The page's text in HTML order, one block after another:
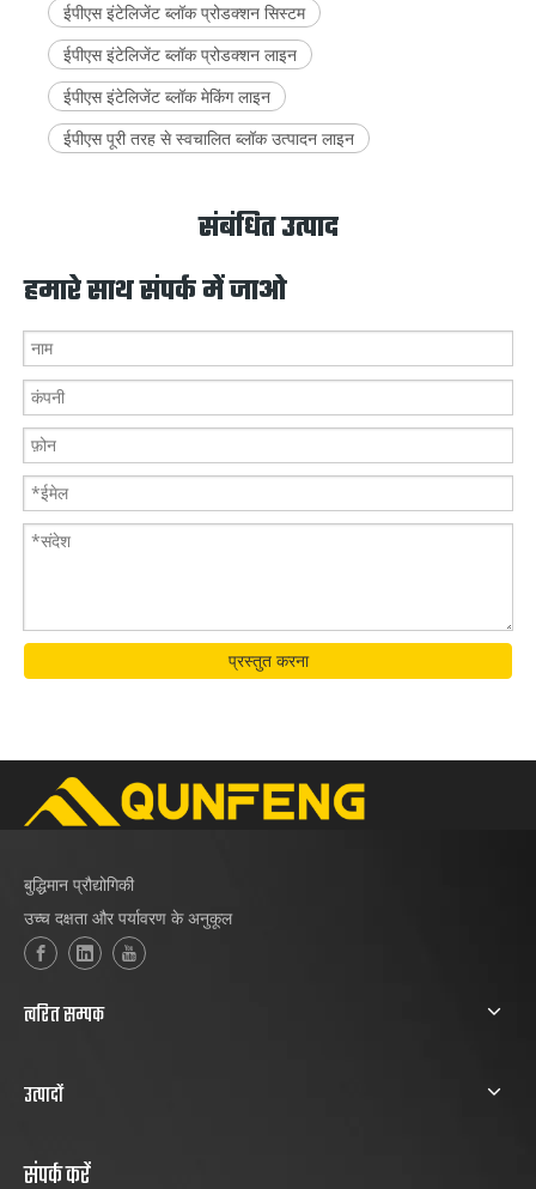
ईपीएस इंटेलिजेंट ब्लॉक प्रोडक्शन सिस्टम
ईपीएस इंटेलिजेंट ब्लॉक प्रोडक्शन लाइन
ईपीएस इंटेलिजेंट ब्लॉक मेकिंग लाइन
ईपीएस पूरी तरह से स्वचालित ब्लॉक उत्पादन लाइन
संबंधित उत्पाद
हमारे साथ संपर्क में जाओ
प्रस्तुत करना
बुद्धिमान प्रौद्योगिकी
उच्च दक्षता और पर्यावरण के अनुकूल
त्वरित सम्पक
उत्पादों
संपर्क करें